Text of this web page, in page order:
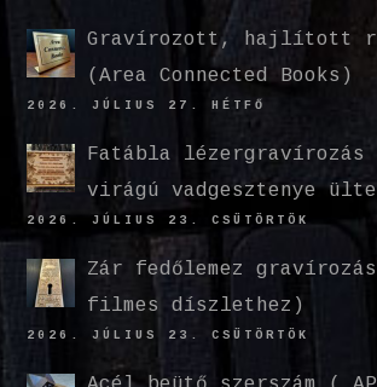
Gravírozott, hajlított
(Area Connected Books)
2026. JÚLIUS 27. HÉTFŐ
Fatábla
virágú vadgesztenye
2026. JÚLIUS 23. CSÜTÖRTÖK
Zár fedőlemez
filmes díszlethez)
2026. JÚLIUS 23. CSÜTÖRTÖK